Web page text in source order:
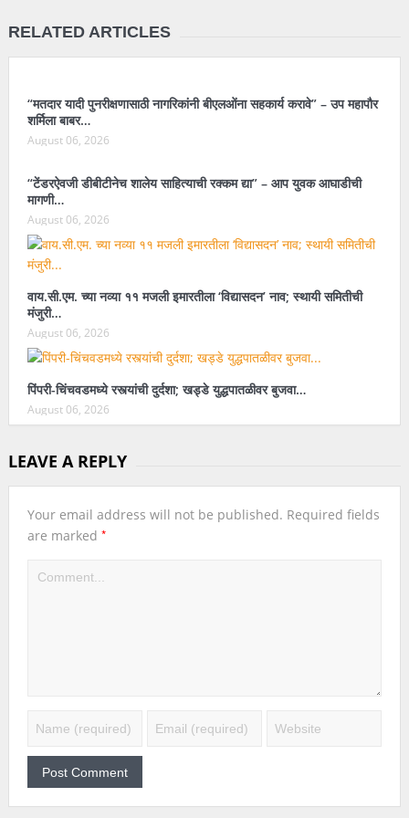
RELATED ARTICLES
“मतदार यादी पुनरीक्षणासाठी नागरिकांनी बीएलओंना सहकार्य करावे” – उप महापौर
शर्मिला बाबर…
August 06, 2026
“टेंडरऐवजी डीबीटीनेच शालेय साहित्याची रक्कम द्या” – आप युवक आघाडीची
मागणी…
August 06, 2026
वाय.सी.एम. च्या नव्या ११ मजली इमारतीला ‘विद्यासदन’ नाव; स्थायी समितीची
मंजुरी…
August 06, 2026
पिंपरी-चिंचवडमध्ये रस्त्यांची दुर्दशा; खड्डे युद्धपातळीवर बुजवा…
August 06, 2026
LEAVE A REPLY
Your email address will not be published. Required fields
are marked *